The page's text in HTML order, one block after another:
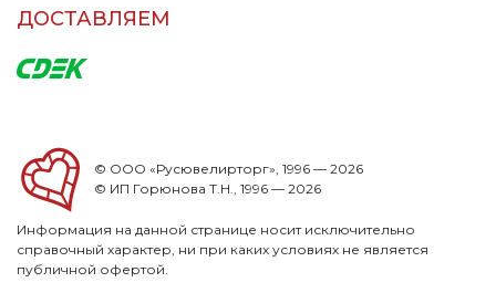
ДОСТАВЛЯЕМ
© ООО «Русювелирторг», 1996 — 2026
© ИП Горюнова Т.Н., 1996 — 2026
Информация на данной странице носит исключительно
справочный характер, ни при каких условиях не является
публичной офертой.